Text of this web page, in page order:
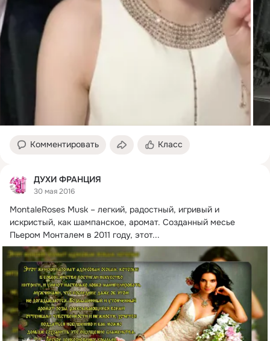
Комментировать Класс
ДУХИ ФРАНЦИЯ
30 мая 2016
MontaleRoses Musk – легкий, радостный, игривый и
искристый, как шампанское, аромат. Созданный месье
Пьером Монталем в 2011 году, этот...